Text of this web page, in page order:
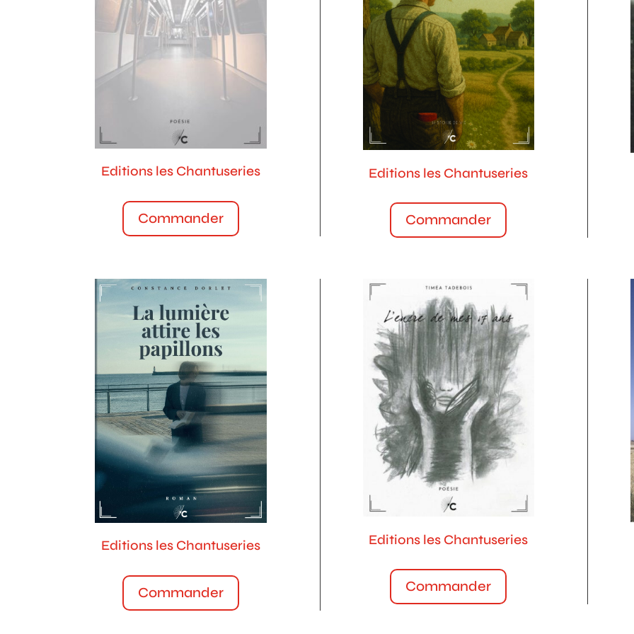
Editions les Chantuseries
Commander
Editions les Chantuseries
Commander
Editions les Chantuseries
Commander
Editions les Chantuseries
Commander